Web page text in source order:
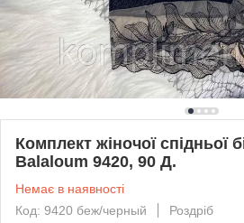
Комплект жіночої спідньої
Balaloum 9420, 90 Д.
Немає в наявності
Код: 9420 беж/черный
Роздріб